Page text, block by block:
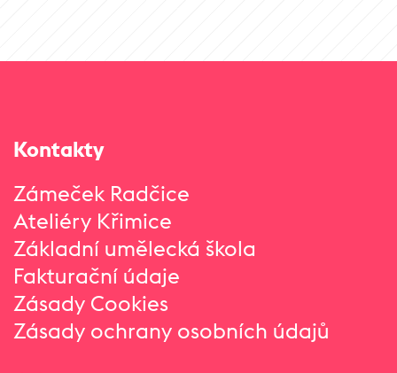
Kontakty
Zámeček Radčice
Ateliéry Křimice
Základní umělecká škola
Fakturační údaje
Zásady Cookies
Zásady ochrany osobních údajů